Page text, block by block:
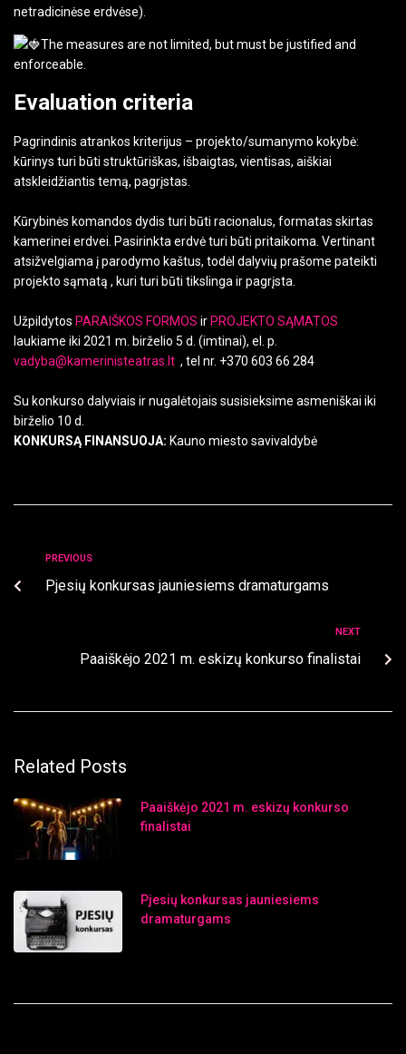
netradicinėse erdvėse).
The measures are not limited, but must be justified and
enforceable.
Evaluation criteria
Pagrindinis atrankos kriterijus – projekto/sumanymo kokybė:
kūrinys turi būti struktūriškas, išbaigtas, vientisas, aiškiai
atskleidžiantis temą, pagrįstas.
Kūrybinės komandos dydis turi būti racionalus, formatas skirtas
kamerinei erdvei. Pasirinkta erdvė turi būti pritaikoma. Vertinant
atsižvelgiama į parodymo kaštus, todėl dalyvių prašome pateikti
projekto sąmatą , kuri turi būti tikslinga ir pagrįsta.
Užpildytos PARAIŠKOS FORMOS ir PROJEKTO SĄMATOS
laukiame iki 2021 m. birželio 5 d. (imtinai), el. p.
vadyba@kamerinisteatras.lt , tel nr. +370 603 66 284
Su konkurso dalyviais ir nugalėtojais susisieksime asmeniškai iki
birželio 10 d.
KONKURSĄ FINANSUOJA: Kauno miesto savivaldybė
PREVIOUS
Pjesių konkursas jauniesiems dramaturgams
NEXT
Paaiškėjo 2021 m. eskizų konkurso finalistai
Related Posts
Paaiškėjo 2021 m. eskizų konkurso
finalistai
Pjesių konkursas jauniesiems
dramaturgams